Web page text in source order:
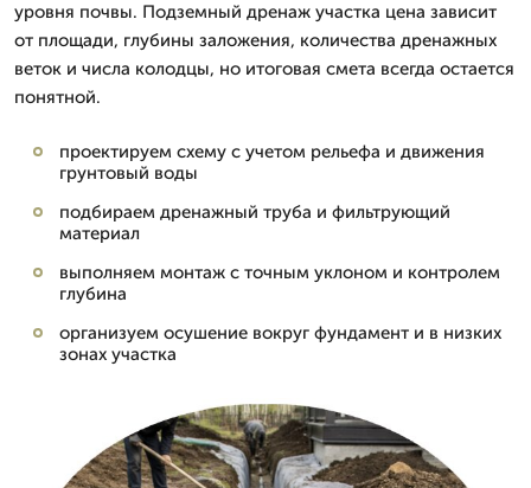
уровня почвы. Подземный дренаж участка цена зависит
от площади, глубины заложения, количества дренажных
веток и числа колодцы, но итоговая смета всегда остается
понятной.
проектируем схему с учетом рельефа и движения
грунтовый воды
подбираем дренажный труба и фильтрующий
материал
выполняем монтаж с точным уклоном и контролем
глубина
организуем осушение вокруг фундамент и в низких
зонах участка